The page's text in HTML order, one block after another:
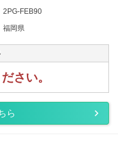
2PG-FEB90
福岡県
さい。
ら